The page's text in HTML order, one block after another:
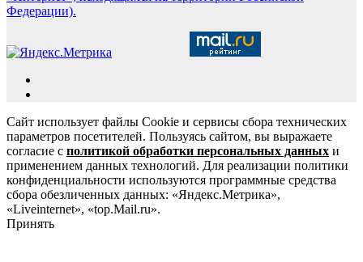
Федерации).
Сайт использует файлы Cookie и сервисы сбора технических
параметров посетителей. Пользуясь сайтом, вы выражаете
согласие с политикой обработки персональных данных и
применением данных технологий. Для реализации политики
конфиденциальности используются программные средства
сбора обезличенных данных: «Яндекс.Метрика»,
«Liveinternet», «top.Mail.ru».
Принять